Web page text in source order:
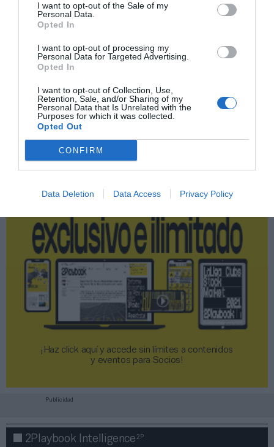
I want to opt-out of the Sale of my
Personal Data.
Opted In
I want to opt-out of processing my
Personal Data for Targeted Advertising.
Opted In
I want to opt-out of Collection, Use,
Retention, Sale, and/or Sharing of my
Personal Data that Is Unrelated with the
Purposes for which it was collected.
Opted Out
CONFIRM
Data Deletion Data Access Privacy Policy
Nombramiento
ATP
Publicidad
2Playbook Club
¡Haz click aquí y accede sin límites a contenidos
y eventos para Socios!​​​​​​​
Publicidad
2Playbook Intelligence2P